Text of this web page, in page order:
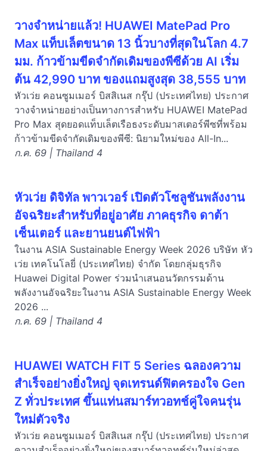
วางจำหน่ายแล้ว! HUAWEI MatePad Pro
Max แท็บเล็ตขนาด 13 นิ้วบางที่สุดในโลก 4.7
มม. ก้าวข้ามขีดจำกัดเดิมของพีซีด้วย AI เริ่ม
ต้น 42,990 บาท ของแถมสูงสุด 38,555 บาท
หัวเว่ย คอนซูมเมอร์ บิสสิเนส กรุ๊ป (ประเทศไทย) ประกาศ
วางจำหน่ายอย่างเป็นทางการสำหรับ HUAWEI MatePad
Pro Max สุดยอดแท็บเล็ตเรือธงระดับมาสเตอร์พีซที่พร้อม
ก้าวข้ามขีดจำกัดเดิมของพีซี: นิยามใหม่ของ All-In...
ก.ค. 69 | Thailand 4
หัวเว่ย ดิจิทัล พาวเวอร์ เปิดตัวโซลูชันพลังงาน
อัจฉริยะสำหรับที่อยู่อาศัย ภาคธุรกิจ ดาต้า
เซ็นเตอร์ และยานยนต์ไฟฟ้า
ในงาน ASIA Sustainable Energy Week 2026 บริษัท หัว
เว่ย เทคโนโลยี่ (ประเทศไทย) จำกัด โดยกลุ่มธุรกิจ
Huawei Digital Power ร่วมนำเสนอนวัตกรรมด้าน
พลังงานอัจฉริยะในงาน ASIA Sustainable Energy Week
2026 ...
ก.ค. 69 | Thailand 4
HUAWEI WATCH FIT 5 Series ฉลองความ
สำเร็จอย่างยิ่งใหญ่ จุดเทรนด์ฟิตครองใจ Gen
Z ทั่วประเทศ ขึ้นแท่นสมาร์ทวอทช์คู่ใจคนรุ่น
ใหม่ตัวจริง
หัวเว่ย คอนซูมเมอร์ บิสสิเนส กรุ๊ป (ประเทศไทย) ประกาศ